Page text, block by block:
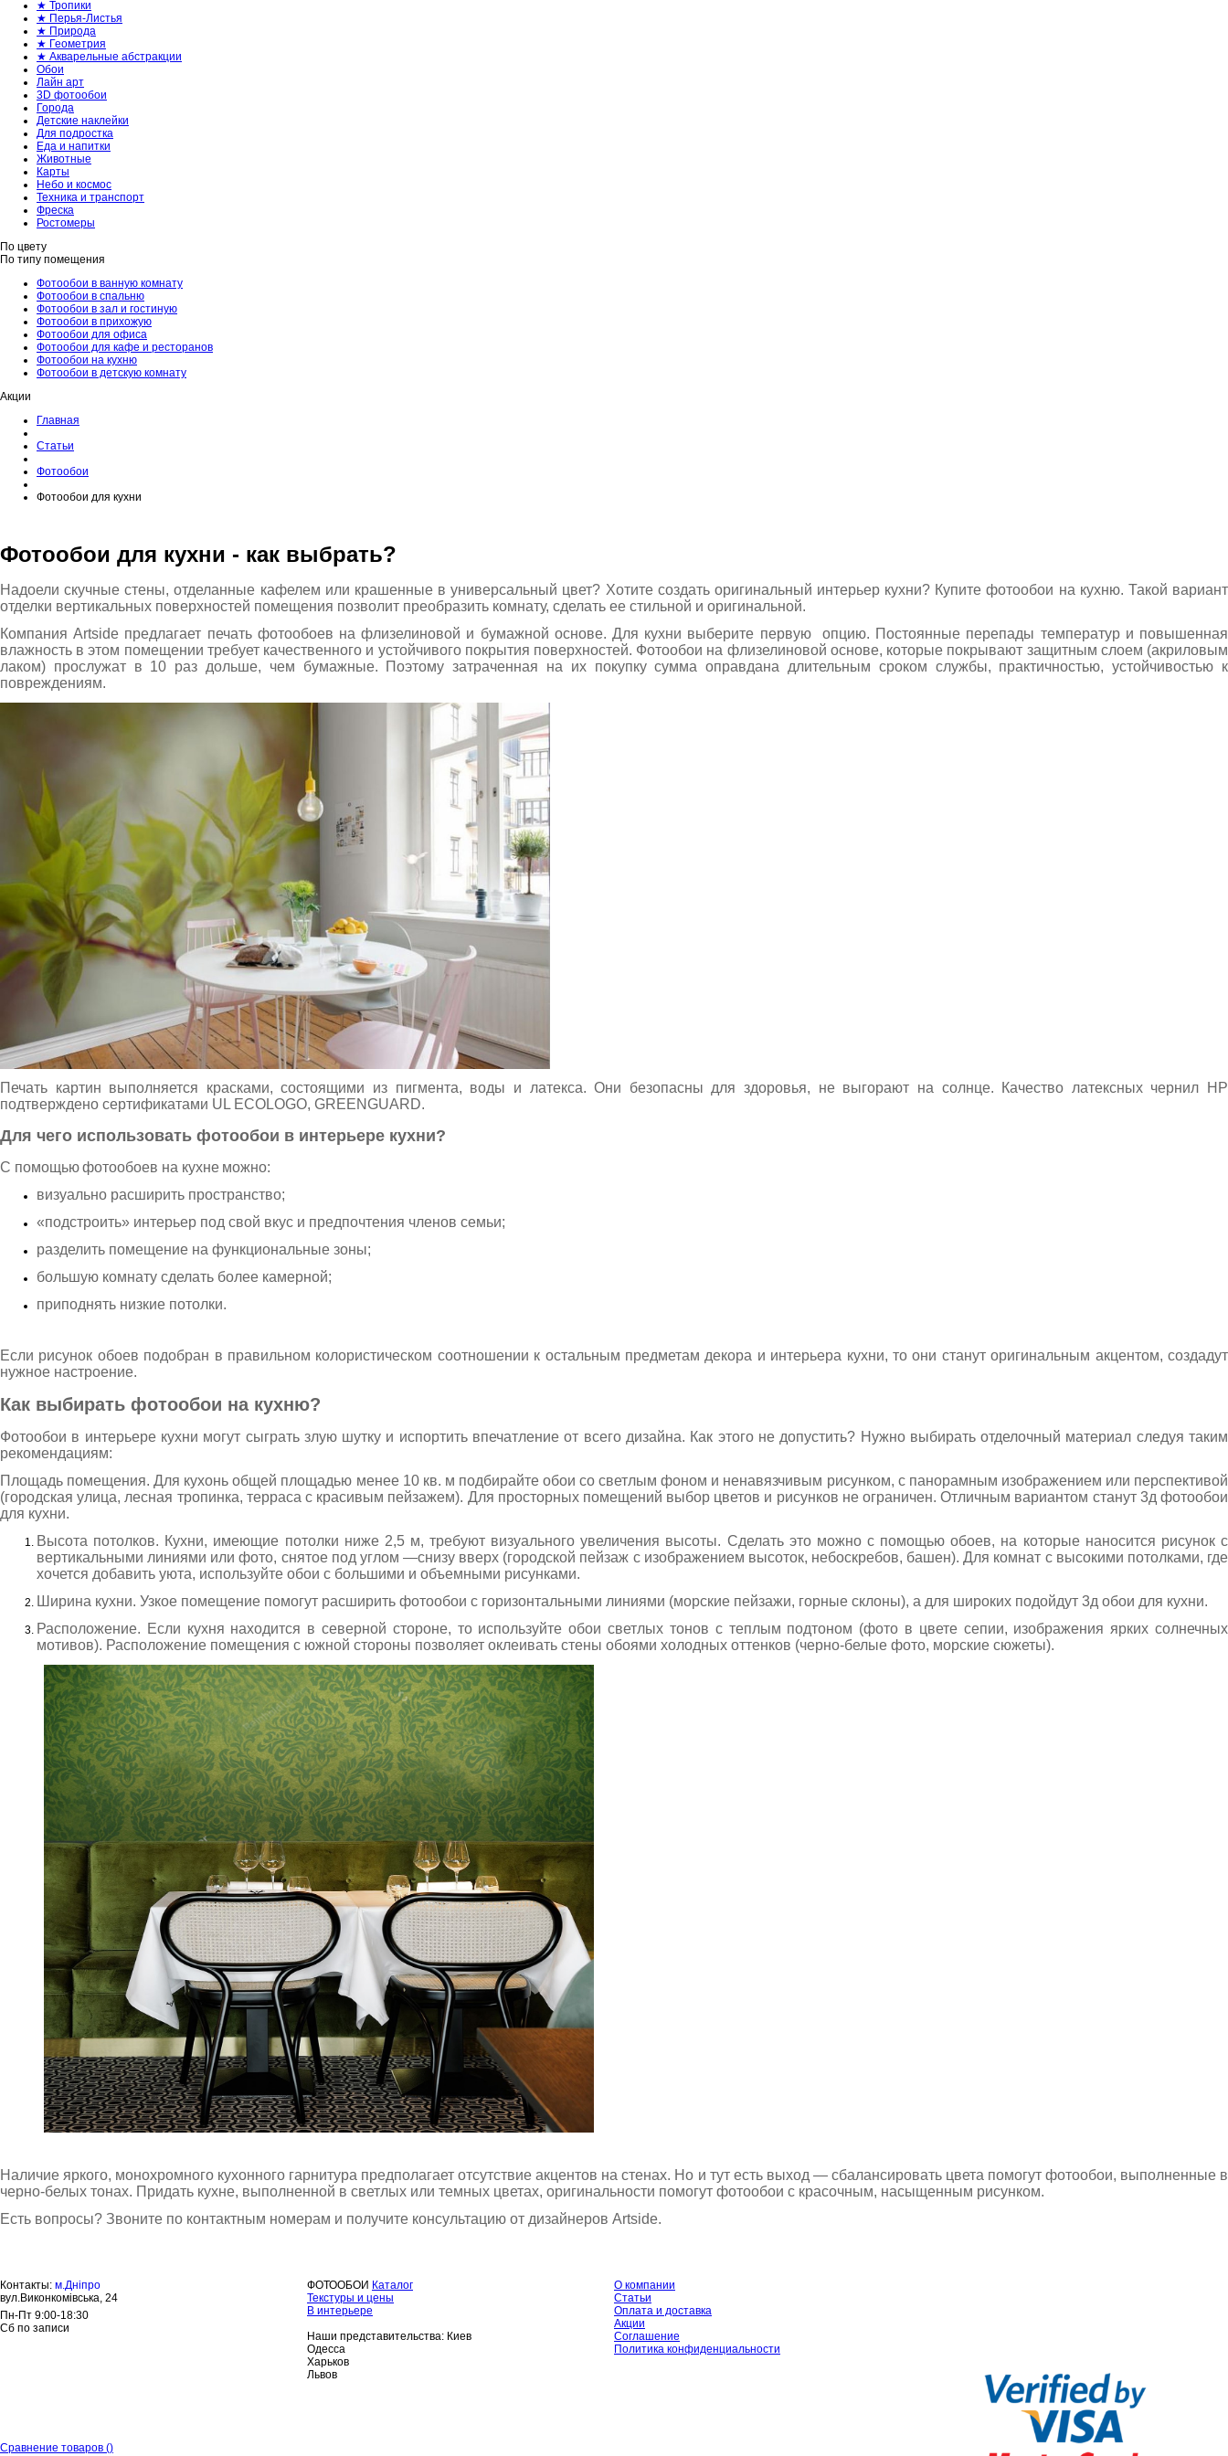
★ Тропики
★ Перья-Листья
★ Природа
★ Геометрия
★ Акварельные абстракции
Обои
Лайн арт
3D фотообои
Города
Детские наклейки
Для подростка
Еда и напитки
Животные
Карты
Небо и космос
Техника и транспорт
Фреска
Ростомеры
По цвету
По типу помещения
Фотообои в ванную комнату
Фотообои в спальню
Фотообои в зал и гостиную
Фотообои в прихожую
Фотообои для офиса
Фотообои для кафе и ресторанов
Фотообои на кухню
Фотообои в детскую комнату
Акции
Главная
Статьи
Фотообои
Фотообои для кухни
Фотообои для кухни - как выбрать?
Надоели скучные стены, отделанные кафелем или крашенные в универсальный цвет? Хотите создать оригинальный интерьер кухни? Купитефотообои на кухню. Такой вариант
отделки вертикальных поверхностей помещения позволит преобразить комнату, сделать ее стильной и оригинальной.
Компания Artside предлагает печать фотообоев на флизелиновой и бумажной основе. Для кухни выберите первую опцию. Постоянные перепады температур и повышенная
влажность в этом помещении требует качественного и устойчивого покрытия поверхностей. Фотообои на флизелиновой основе, которые покрывают защитным слоем (акриловым
лаком) прослужат в 10 раз дольше, чем бумажные. Поэтому затраченная на их покупку сумма оправдана длительным сроком службы, практичностью, устойчивостью к
повреждениям.
Печать картин выполняется красками, состоящими из пигмента, воды и латекса. Они безопасны для здоровья, не выгорают на солнце. Качество латексных чернил HP
подтверждено сертификатами UL ECOLOGO, GREENGUARD.
Для чего использовать фотообои в интерьере кухни?
С помощьюфотообоев на кухне можно:
визуально расширить пространство;
«подстроить» интерьер под свой вкус и предпочтения членов семьи;
разделить помещение на функциональные зоны;
большую комнату сделать более камерной;
приподнять низкие потолки.
Если рисунок обоев подобран в правильном колористическом соотношении к остальным предметам декора и интерьера кухни, то они станут оригинальным акцентом, создадут
нужное настроение.
Как выбирать фотообои на кухню?
Фотообои в интерьере кухни могут сыграть злую шутку и испортить впечатление от всего дизайна. Как этого не допустить? Нужно выбирать отделочный материал следуя таким
рекомендациям:
Площадь помещения. Для кухонь общей площадью менее 10 кв. м подбирайте обои со светлым фоном и ненавязчивым рисунком, с панорамным изображением или перспективой
(городская улица, лесная тропинка, терраса с красивым пейзажем). Для просторных помещений выбор цветов и рисунков не ограничен. Отличным вариантом станут 3д фотообои
для кухни.
Высота потолков. Кухни, имеющие потолки ниже 2,5 м, требуют визуального увеличения высоты. Сделать это можно с помощью обоев, на которые наносится рисунок с
вертикальными линиями или фото, снятое под углом —снизу вверх (городской пейзаж с изображением высоток, небоскребов, башен). Для комнат с высокими потолками, где
хочется добавить уюта, используйте обои с большими и объемными рисунками.
Ширина кухни. Узкое помещение помогут расширить фотообои с горизонтальными линиями (морские пейзажи, горные склоны), а для широких подойдут 3д обои для кухни.
Расположение. Если кухня находится в северной стороне, то используйте обои светлых тонов с теплым подтоном (фото в цвете сепии, изображения ярких солнечных
мотивов). Расположение помещения с южной стороны позволяет оклеивать стены обоями холодных оттенков (черно-белые фото, морские сюжеты).
Наличие яркого, монохромного кухонного гарнитура предполагает отсутствие акцентов на стенах. Но и тут есть выход — сбалансировать цвета помогут фотообои, выполненные в
черно-белых тонах. Придать кухне, выполненной в светлых или темных цветах, оригинальности помогут фотообои с красочным, насыщенным рисунком.
Есть вопросы? Звоните по контактным номерам и получите консультацию от дизайнеров Artside.
Контакты: м.Дніпро
вул.Виконкомівська, 24
Пн-Пт 9:00-18:30
Сб по записи
ФОТООБОИ Каталог
Текстуры и цены
В интерьере
Наши представительства: Киев
Одесса
Харьков
Львов
О компании
Статьи
Оплата и доставка
Акции
Соглашение
Политика конфиденциальности
Сравнение товаров ()